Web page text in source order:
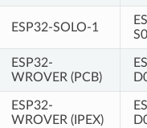
ESP32-SOLO-1
ESP32-
WROVER (PCB)
ESP32-
WROVER (IPEX)